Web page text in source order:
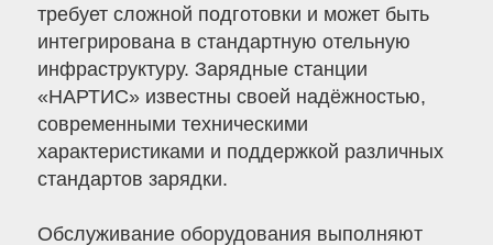
требует сложной подготовки и может быть
интегрирована в стандартную отельную
инфраструктуру. Зарядные станции
«НАРТИС» известны своей надёжностью,
современными техническими
характеристиками и поддержкой различных
стандартов зарядки.
Обслуживание оборудования выполняют